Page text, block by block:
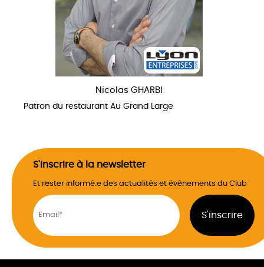
Nicolas GHARBI
Patron du restaurant Au Grand Large
S'inscrire à la newsletter
Et rester informé.e des actualités et évènements du Club